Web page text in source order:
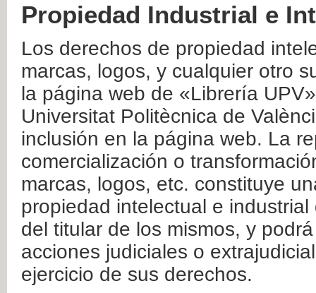
Propiedad Industrial e
Los derechos de propiedad
marcas, logos, y cualquier otro
la página web de «Librería
Universitat Politècnica de
inclusión en la página web. La
comercialización o
marcas, logos, etc. constituye
propiedad intelectual e
del titular de los mismos, y
acciones judiciales o
ejercicio de sus derechos.